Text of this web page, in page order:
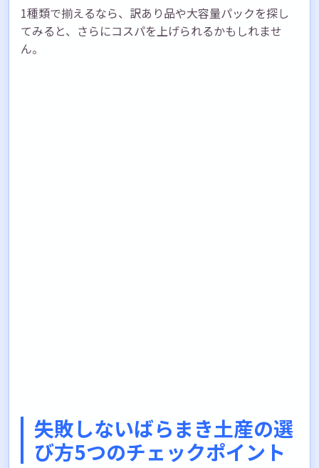
1種類で揃えるなら、訳あり品や大容量パックを探し
てみると、さらにコスパを上げられるかもしれませ
ん。
失敗しないばらまき土産の選
び方5つのチェックポイント